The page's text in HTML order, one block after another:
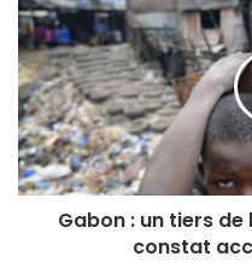
Gabon : un tiers
constat